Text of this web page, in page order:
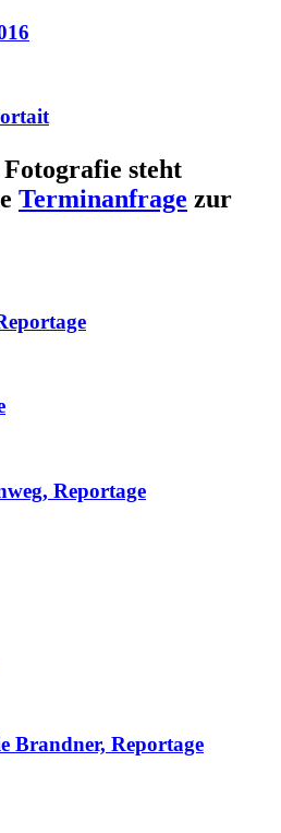
steht
Terminanfrage zur
Reportage
Brandner, Reportage